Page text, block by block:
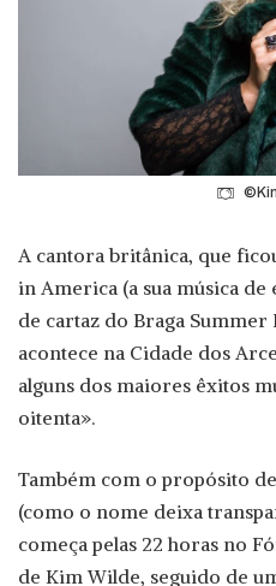
A cantora britânica, que
in America (a sua música de
de cartaz do Braga Summer
acontece na Cidade dos
alguns dos maiores êxitos
oitenta».
Também com o propósito
(como o nome deixa
começa pelas 22 horas no
de Kim Wilde, seguido de